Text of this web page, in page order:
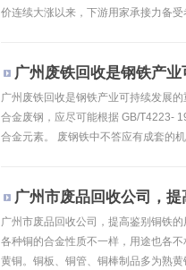
价连续大涨以来，下游用家承接力备
广州废铁回收是钢铁产
广州废铁回收是钢铁产业可持续发展
合金废钢，应尽可能根据 GB/T4223-
合金元素。 废钢铁中不答应有成套的
广州市废品回收公司，
广州市废品回收公司，提高鉴别铜铁
各种铜的合金性质不一样，用途也各
黄铜。铜板、铜管、铜棒制品多为熟